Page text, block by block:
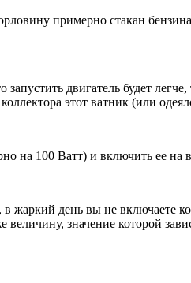
примерно стакан
двигатель будет
этот ватник (или
100 Ватт) и включить ее на
день вы не включаете
значение которой